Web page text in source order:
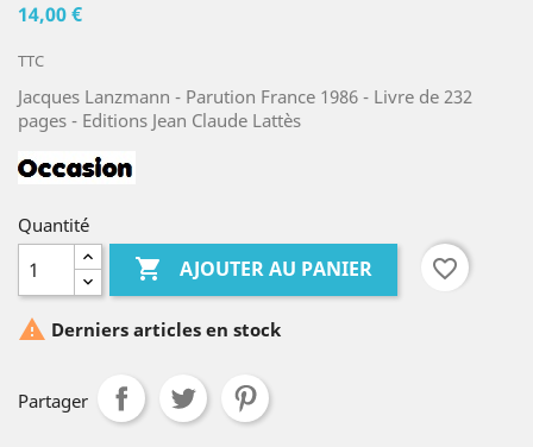
14,00 €
TTC
Jacques Lanzmann - Parution France 1986 - Livre de 232
pages - Editions Jean Claude Lattès
Quantité
 AJOUTER AU PANIER favorite_border
 Derniers articles en stock
Partager